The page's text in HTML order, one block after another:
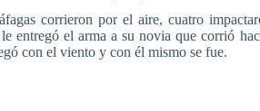
corrieron por el aire, cuatro
entregó el arma a su novia que corrió
con el viento y con él mismo se fue.